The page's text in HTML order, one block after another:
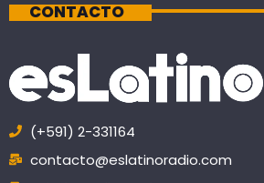
CONTACTO
(+591) 2-331164
contacto@eslatinoradio.com